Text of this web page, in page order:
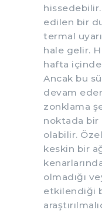
edilen bir
termal
hale gelir.
hafta içinde
Ancak bu
devam
zonklama
noktada
olabilir.
keskin bir
olmadığı
etkilendiği